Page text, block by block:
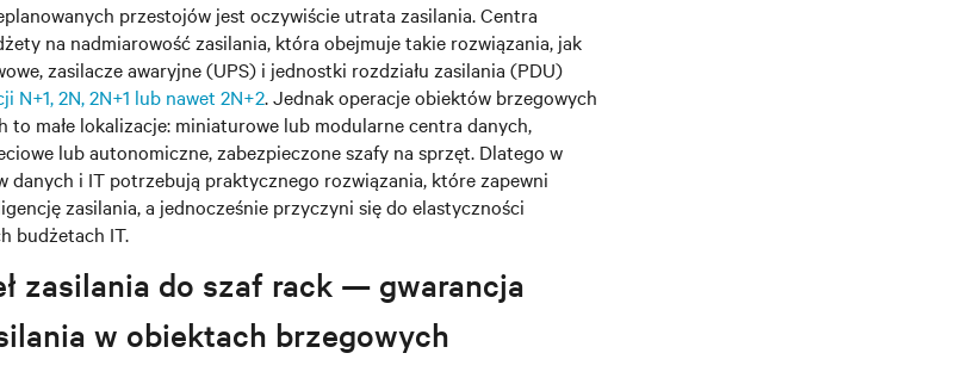
przestojów jest oczywiście utrata zasilania. Centra
na nadmiarowość zasilania, która obejmuje takie rozwiązania, jak
zasilacze awaryjne (UPS) i jednostki rozdziału zasilania (PDU)
N+1, 2N, 2N+1 lub nawet 2N+2. Jednak operacje obiektów brzegowych
to małe lokalizacje: miniaturowe lub modularne centra danych,
lub autonomiczne, zabezpieczone szafy na sprzęt. Dlatego w
danych i IT potrzebują praktycznego rozwiązania, które zapewni
zasilania, a jednocześnie przyczyni się do elastyczności
budżetach IT.
zasilania do szaf rack — gwarancja
w obiektach brzegowych